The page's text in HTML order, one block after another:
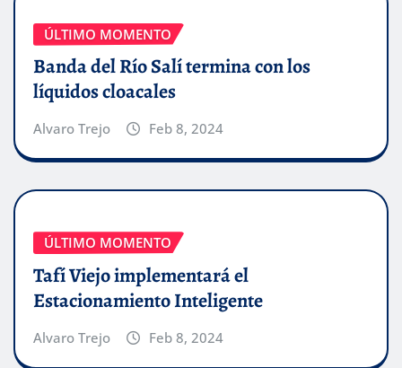
ÚLTIMO MOMENTO
Banda del Río Salí termina con los
líquidos cloacales
Alvaro Trejo Feb 8, 2024
ÚLTIMO MOMENTO
Tafí Viejo implementará el
Estacionamiento Inteligente
Alvaro Trejo Feb 8, 2024